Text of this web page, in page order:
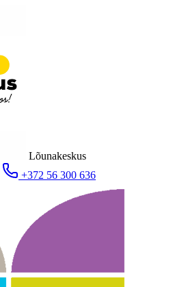
Lõunakeskus
+372 56 300 636